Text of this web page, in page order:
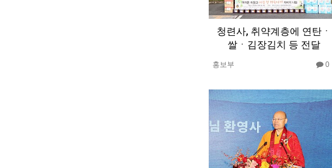
청련사, 취약계층에 연탄ㆍ
쌀ㆍ김장김치 등 전달
홍보부 0